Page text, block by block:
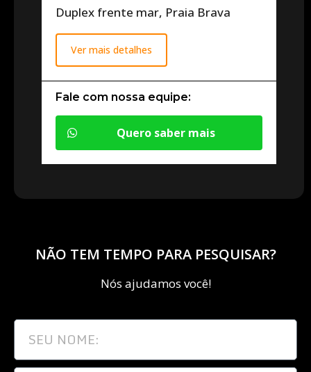
Duplex frente mar, Praia Brava
Ver mais detalhes
Fale com nossa equipe:
Quero saber mais
NÃO TEM TEMPO PARA PESQUISAR?
Nós ajudamos você!